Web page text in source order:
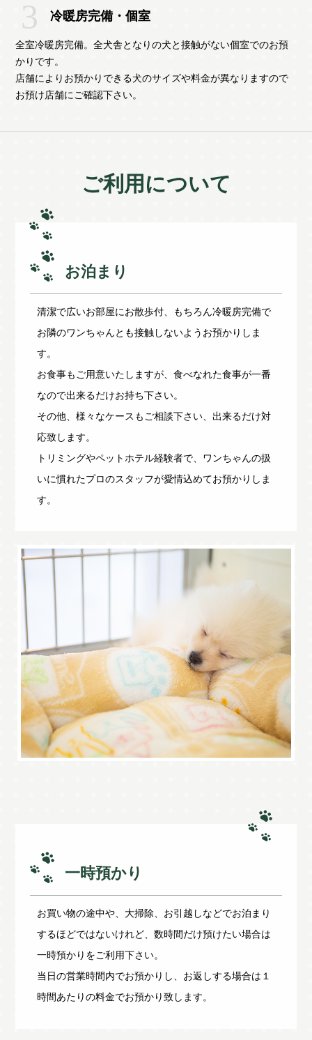
冷暖房完備・個室
全室冷暖房完備。全犬舎となりの犬と接触がない個室でのお預
かりです。
店舗によりお預かりできる犬のサイズや料金が異なりますので
お預け店舗にご確認下さい。
ご利用について
お泊まり
清潔で広いお部屋にお散歩付、もちろん冷暖房完備で
お隣のワンちゃんとも接触しないようお預かりしま
す。
お食事もご用意いたしますが、食べなれた食事が一番
なので出来るだけお持ち下さい。
その他、様々なケースもご相談下さい、出来るだけ対
応致します。
トリミングやペットホテル経験者で、ワンちゃんの扱
いに慣れたプロのスタッフが愛情込めてお預かりしま
す。
一時預かり
お買い物の途中や、大掃除、お引越しなどでお泊まり
するほどではないけれど、数時間だけ預けたい場合は
一時預かりをご利用下さい。
当日の営業時間内でお預かりし、お返しする場合は１
時間あたりの料金でお預かり致します。